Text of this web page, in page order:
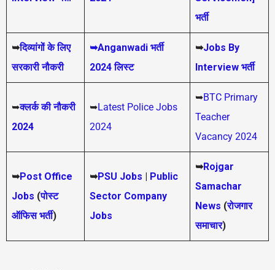
भर्ती
➥दिव्यांगों के लिए
सरकारी नौकरी
➥Anganwadi भर्ती
2024 लिस्ट
➥Jobs By
Interview भर्ती
➥क्लर्क की नौकरी
2024
➥Latest Police Jobs
2024
➥BTC Primary
Teacher
Vacancy 2024
➥Post Office
Jobs (पोस्ट
ऑफिस भर्ती)
➥PSU Jobs | Public
Sector Company
Jobs
➥Rojgar
Samachar
News (रोजगार
समाचार)